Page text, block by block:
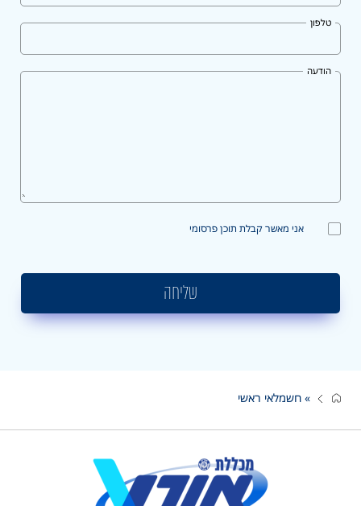
טלפון
הודעה
אני מאשר קבלת תוכן פרסומי
שליחה
» חשמלאי ראשי